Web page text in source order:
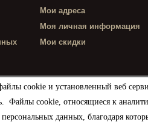
cookie и установленный веб
Файлы cookie, относящиеся к
данных, благодаря
Мои адреса
Моя личная информация
Мои скидки